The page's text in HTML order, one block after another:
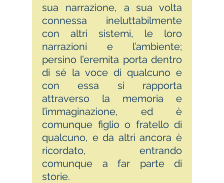
sua narrazione, a sua volta
connessa ineluttabilmente
con altri sistemi, le loro
narrazioni e l’ambiente;
persino l’eremita porta dentro
di sé la voce di qualcuno e
con essa si rapporta
attraverso la memoria e
l’immaginazione, ed è
comunque figlio o fratello di
qualcuno, e da altri ancora è
ricordato, entrando
comunque a far parte di
storie.